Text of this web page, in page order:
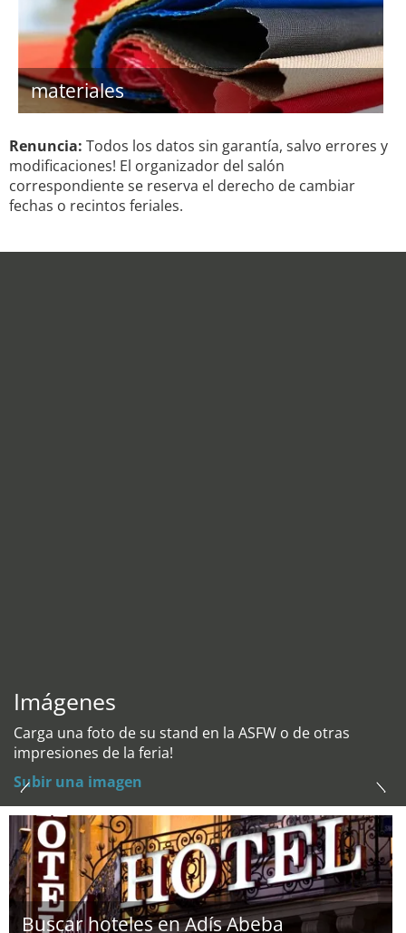
materiales
Renuncia: Todos los datos sin garantía, salvo errores y
modificaciones! El organizador del salón
correspondiente se reserva el derecho de cambiar
fechas o recintos feriales.
Imágenes
Carga una foto de su stand en la ASFW o de otras
impresiones de la feria!
Subir una imagen
Buscar hoteles en Adís Abeba